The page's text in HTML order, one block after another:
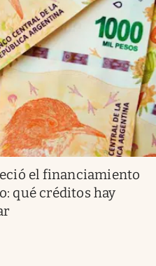
el financiamiento
qué créditos hay